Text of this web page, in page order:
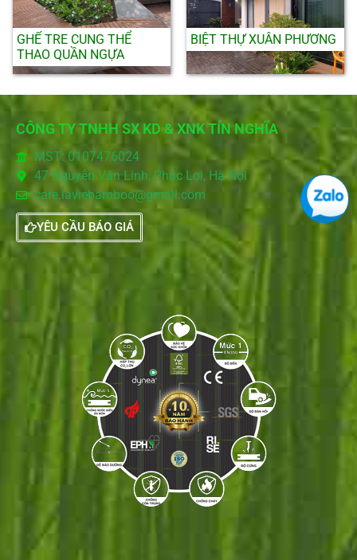
GHẾ TRE CUNG THỂ
THAO QUẦN NGỰA
BIỆT THỰ XUÂN PHƯƠNG
CÔNG TY TNHH SX KD & XNK TÍN NGHĨA
MST: 0107476024
47 Nguyễn Văn Linh, Phúc Lợi, Hà Nội
care.laviebamboo@gmail.com
YÊU CẦU BÁO GIÁ